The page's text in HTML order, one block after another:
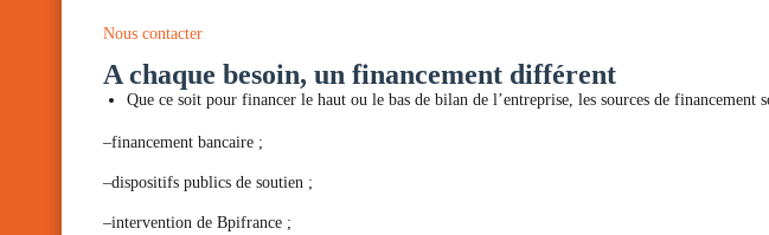
Nous contacter
A chaque besoin, un financement différent
Que ce soit pour financer le haut ou le bas de bilan de l’entreprise, les sources de financement
–financement bancaire ;
–dispositifs publics de soutien ;
–intervention de Bpifrance ;